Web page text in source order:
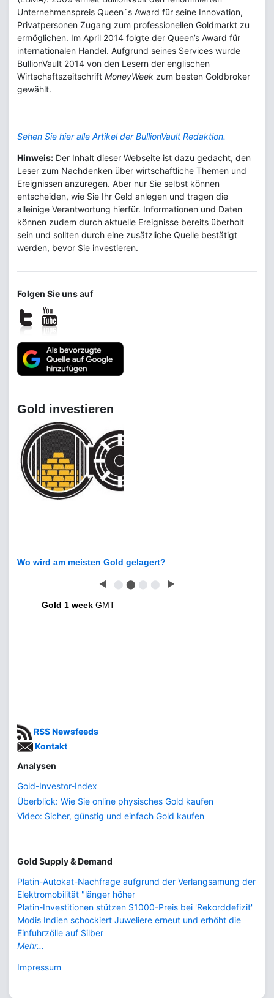
Unternehmenspreis Queen´s Award für seine Innovation,
Privatpersonen Zugang zum professionellen Goldmarkt zu
ermöglichen. Im April 2014 folgte der Queen’s Award für
internationalen Handel. Aufgrund seines Services wurde
BullionVault 2014 von den Lesern der englischen
Wirtschaftszeitschrift MoneyWeek zum besten Goldbroker
gewählt.
Sehen Sie hier alle Artikel der BullionVault Redaktion.
Hinweis: Der Inhalt dieser Webseite ist dazu gedacht, den
Leser zum Nachdenken über wirtschaftliche Themen und
Ereignissen anzuregen. Aber nur Sie selbst können
entscheiden, wie Sie Ihr Geld anlegen und tragen die
alleinige Verantwortung hierfür. Informationen und Daten
können zudem durch aktuelle Ereignisse bereits überholt
sein und sollten durch eine zusätzliche Quelle bestätigt
werden, bevor Sie investieren.
Folgen Sie uns auf
Gold investieren
Wo wird am meisten Gold gelagert?
◀ ⬤ ⬤ ⬤ ⬤ ▶
Gold 1 week GMT
RSS Newsfeeds
Kontakt
Analysen
Gold-Investor-Index
Überblick: Wie Sie online physisches Gold kaufen
Video: Sicher, günstig und einfach Gold kaufen
Gold Supply & Demand
Platin-Autokat-Nachfrage aufgrund der Verlangsamung der
Elektromobilität "länger höher
Platin-Investitionen stützen $1000-Preis bei 'Rekorddefizit'
Modis Indien schockiert Juweliere erneut und erhöht die
Einfuhrzölle auf Silber
Mehr...
Impressum